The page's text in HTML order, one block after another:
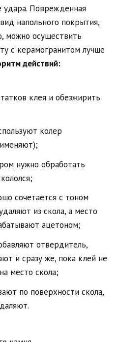
удара. Поврежденная
напольного покрытия,
можно осуществить
с керамогранитом лучше
действий:
клея и обезжирить
колер
нужно обработать
сочетается с тоном
из скола, а место
ацетоном;
отвердитель,
и сразу же, пока клей не
место скола;
по поверхности скола,